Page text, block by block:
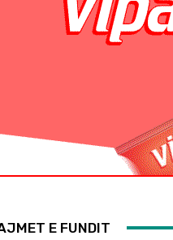
E FUNDIT